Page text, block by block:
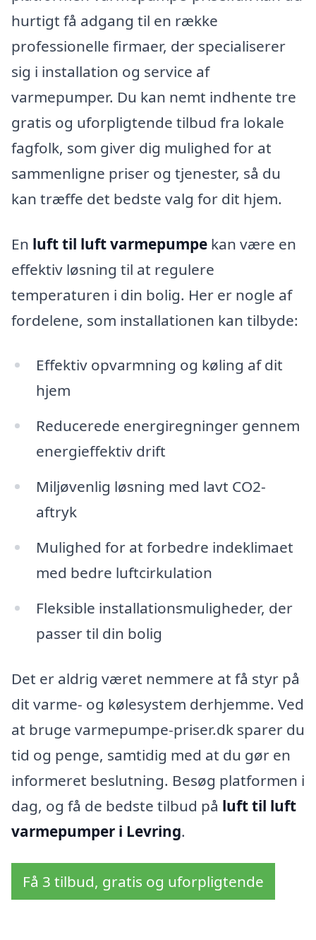
hurtigt få adgang til en række
professionelle firmaer, der specialiserer
sig i installation og service af
varmepumper. Du kan nemt indhente tre
gratis og uforpligtende tilbud fra lokale
fagfolk, som giver dig mulighed for at
sammenligne priser og tjenester, så du
kan træffe det bedste valg for dit hjem.
En luft til luft varmepumpe kan være en
effektiv løsning til at regulere
temperaturen i din bolig. Her er nogle af
fordelene, som installationen kan tilbyde:
Effektiv opvarmning og køling af dit
hjem
Reducerede energiregninger gennem
energieffektiv drift
Miljøvenlig løsning med lavt CO2-
aftryk
Mulighed for at forbedre indeklimaet
med bedre luftcirkulation
Fleksible installationsmuligheder, der
passer til din bolig
Det er aldrig været nemmere at få styr på
dit varme- og kølesystem derhjemme. Ved
at bruge varmepumpe-priser.dk sparer du
tid og penge, samtidig med at du gør en
informeret beslutning. Besøg platformen i
dag, og få de bedste tilbud på luft til luft
varmepumper i Levring.
Få 3 tilbud, gratis og uforpligtende